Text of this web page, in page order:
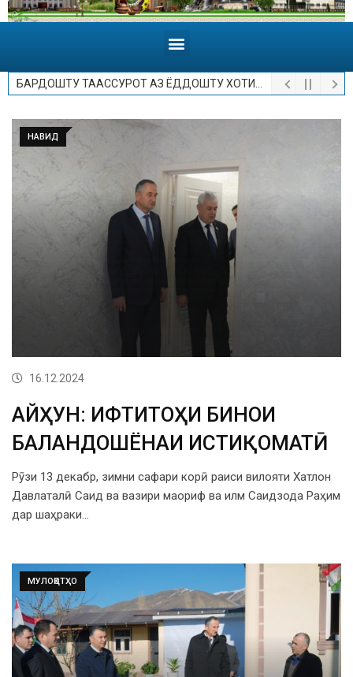
БАРДОШТУ ТААССУРОТ АЗ ЁДДОШТУ ХОТИРОТ.
НАВИД
16.12.2024
ҶАЙҲУН: ИФТИТОҲИ БИНОИ
БАЛАНДОШЁНАИ ИСТИҚОМАТӢ
Рӯзи 13 декабр, зимни сафари корӣ раиси вилояти Хатлон
Давлаталӣ Саид ва вазири маориф ва илм Саидзода Раҳим
дар шаҳраки…
МУЛОҚОТҲО